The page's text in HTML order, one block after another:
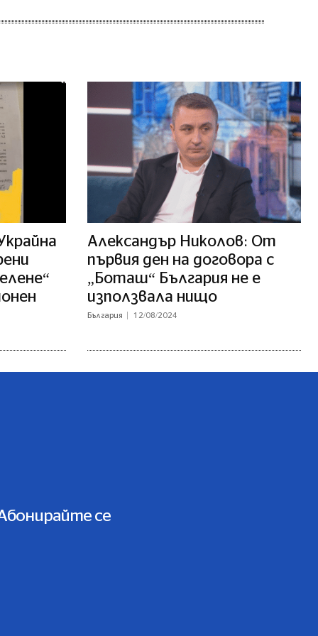
Александър Николов: От
първия ден на договора с
„Боташ“ България не е
използвала нищо
България 12/08/2024
се